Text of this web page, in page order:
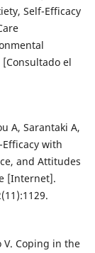
Self-Efficacy
el
A, Sarantaki A,
Efficacy with
and Attitudes
[Internet].
V. Coping in the